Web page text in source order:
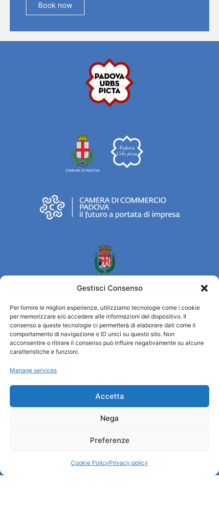
Gestisci Consenso
Per fornire le migliori esperienze, utilizziamo tecnologie come i cookie
per memorizzare e/o accedere alle informazioni del dispositivo. Il
consenso a queste tecnologie ci permetterà di elaborare dati come il
comportamento di navigazione o ID unici su questo sito. Non
acconsentire o ritirare il consenso può influire negativamente su alcune
caratteristiche e funzioni.
Manage services
Accetta
Nega
Preferenze
Cookie PolicyPrivacy policy
Book now
Turismo Padova
Who we are
Privacy policy